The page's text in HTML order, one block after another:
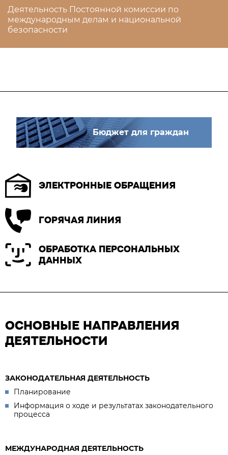
Деятельность Постоянной комиссии по
международным делам и национальной
безопасности
Бюджет для граждан
ЭЛЕКТРОННЫЕ ОБРАЩЕНИЯ
ГОРЯЧАЯ ЛИНИЯ
ОБРАБОТКА ПЕРСОНАЛЬНЫХ
ДАННЫХ
ОСНОВНЫЕ НАПРАВЛЕНИЯ
ДЕЯТЕЛЬНОСТИ
ЗАКОНОДАТЕЛЬНАЯ ДЕЯТЕЛЬНОСТЬ
Планирование
Информация о ходе и результатах законодательного
процесса
МЕЖДУНАРОДНАЯ ДЕЯТЕЛЬНОСТЬ